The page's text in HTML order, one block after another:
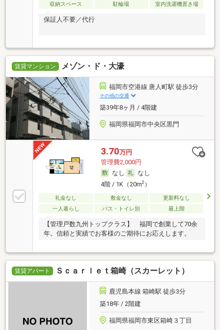
収納スペース
駐輪場 室内洗濯機置き場
保証人不要／代行
賃貸マンション メゾン・ド・大濠
福岡市空港線 唐人町駅 徒歩3分
その他の交通
築39年8ヶ月 / 4階建
福岡県福岡市中央区黒門
3.70万円
管理費2,000円
なし
なし
4階 / 1K（20m2）
礼金なし 敷金なし
更新料なし
一人暮らし
バス・トイレ別 最上階
【管理戸数九州トップクラス】 福岡で創業して70余
年。信頼と実績でお客様のご期待にお応えします。
賃貸アパート Ｓｃａｒｌｅｔ箱崎（スカーレット）
鹿児島本線 箱崎駅 徒歩3分
築18年 / 2階建
福岡県福岡市東区箱崎３丁目